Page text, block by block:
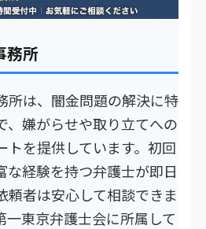
務所
所は、闇金問題の解決に特
、嫌がらせや取り立てへの
トを提供しています。初回
な経験を持つ弁護士が即日
頼者は安心して相談できま
一東京弁護士会に所属して